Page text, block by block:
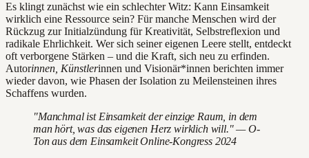
Es klingt zunächst wie ein schlechter Witz: Kann Einsamkeit
wirklich eine Ressource sein? Für manche Menschen wird der
Rückzug zur Initialzündung für Kreativität, Selbstreflexion und
radikale Ehrlichkeit. Wer sich seiner eigenen Leere stellt, entdeckt
oft verborgene Stärken – und die Kraft, sich neu zu erfinden.
Autorinnen, Künstlerinnen und Visionär*innen berichten immer
wieder davon, wie Phasen der Isolation zu Meilensteinen ihres
Schaffens wurden.
"Manchmal ist Einsamkeit der einzige Raum, in dem
man hört, was das eigenen Herz wirklich will." — O-
Ton aus dem Einsamkeit Online-Kongress 2024